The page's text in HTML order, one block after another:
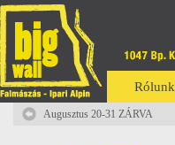
Rólunk
Augusztus 20-31 ZÁRVA